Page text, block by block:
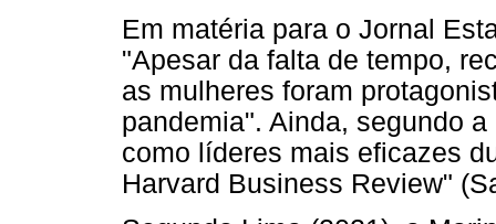
Em matéria para o Jornal
"Apesar da falta de tempo,
as mulheres foram
pandemia". Ainda, segundo
como líderes mais eficazes
Harvard Business Review"